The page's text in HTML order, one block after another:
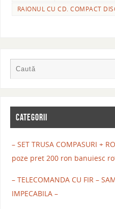
RAIONUL CU CD. COMPACT
CATEGORII
– SET TRUSA COMPASURI +
poze pret 200 ron banuiesc
– TELECOMANDA CU FIR –
IMPECABILA –